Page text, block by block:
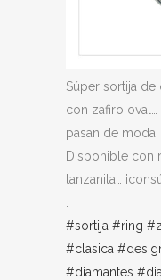
Súper sortija
con zafiro
pasan de moda.
Disponible con
tanzanita…
#sortija #ring
#clasica
#diamantes